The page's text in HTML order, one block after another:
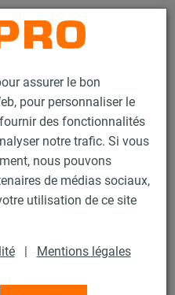
assurer le bon
pour personnaliser le
des fonctionnalités
notre trafic. Si vous
nous pouvons
de médias sociaux,
utilisation de ce site
| Mentions légales
Contact
Rails d'installation
MPC